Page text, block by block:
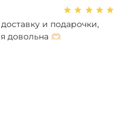
и подарочки,
🫶🏻